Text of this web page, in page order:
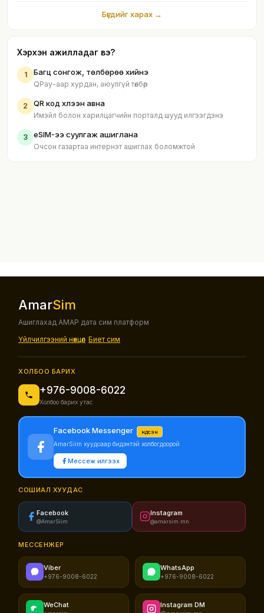
Бүгдийг харах →
Хэрхэн ажилладаг вэ?
1 Багц сонгож, төлбөрөө хийнэ
QPay-аар хурдан, аюулгүй төлбөр
2 QR код хүлээн авна
Имэйл болон харилцагчийн порталд шууд илгээгдэнэ
3 eSIM-ээ суулгаж ашиглана
Очсон газартаа интернэт ашиглах боломжтой
AmarSim
Ашиглахад АМАР дата сим платформ
Үйлчилгээний нөхцөл Биет сим
ХОЛБОО БАРИХ
+976-9008-6022
Холбоо барих утас
Facebook Messenger Үндсэн
AmarSiim хуудсаар бидэнтэй холбогдоорой
Мессеж илгээх
СОШИАЛ ХУУДАС
Facebook
@AmarSiim
Instagram
@amarsim.mn
МЕССЕНЖЕР
Viber
+976-9008-6022
WhatsApp
+976-9008-6022
WeChat Instagram DM